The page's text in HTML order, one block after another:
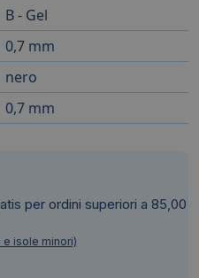
B - Gel
0,7 mm
nero
0,7 mm
per ordini superiori a 85,00
e isole minori)